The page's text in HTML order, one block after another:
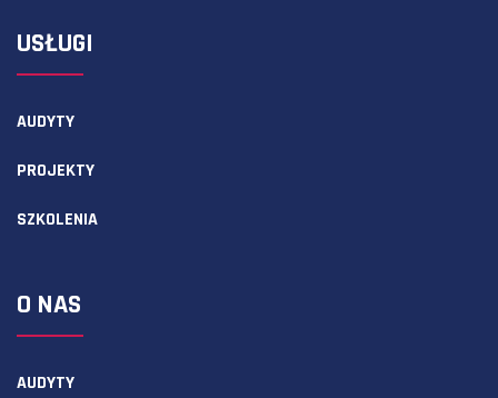
USŁUGI
AUDYTY
PROJEKTY
SZKOLENIA
O NAS
AUDYTY